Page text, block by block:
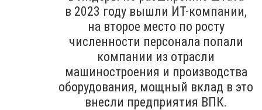
в 2023 году вышли ИТ-компании,
на второе место по росту
численности персонала попали
компании из отрасли
машиностроения и производства
оборудования, мощный вклад в это
внесли предприятия ВПК.